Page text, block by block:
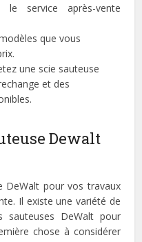
service après-vente
que vous
une scie sauteuse
et des
Dewalt
DeWalt pour vos travaux
Il existe une variété de
DeWalt pour
chose à considérer